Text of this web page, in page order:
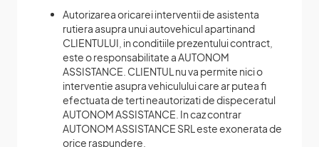
Autorizarea oricarei interventii de asistenta
rutiera asupra unui autovehicul apartinand
CLIENTULUI, in conditiile prezentului contract,
este o responsabilitate a AUTONOM
ASSISTANCE. CLIENTUL nu va permite nici o
interventie asupra vehiculului care ar putea fi
efectuata de terti neautorizati de dispeceratul
AUTONOM ASSISTANCE. In caz contrar
AUTONOM ASSISTANCE SRL este exonerata de
orice raspundere.